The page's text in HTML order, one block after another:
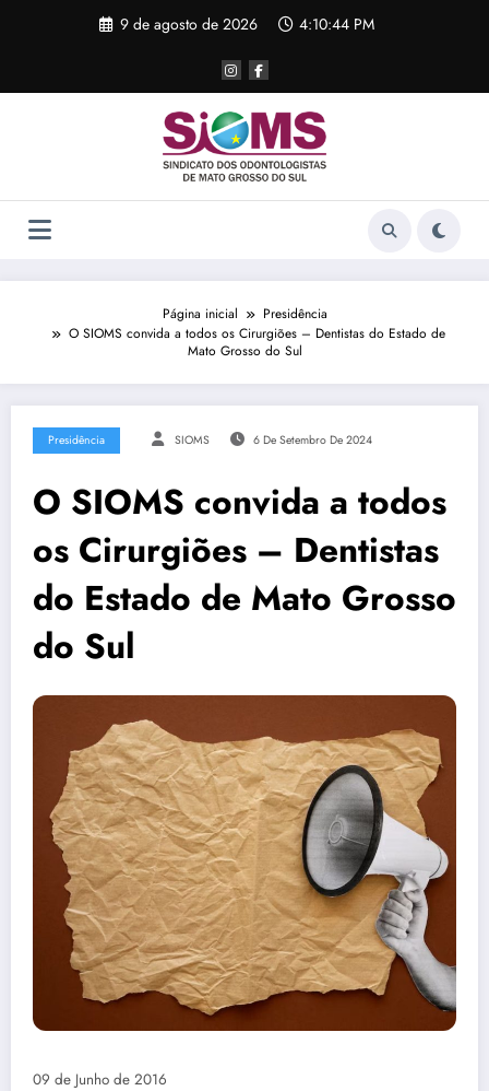
9 de agosto de 2026 4:10:44 PM
Página inicial
Presidência
O SIOMS convida a todos os Cirurgiões – Dentistas do Estado de
Mato Grosso do Sul
Presidência SIOMS 6 De Setembro De 2024
O SIOMS convida a todos
os Cirurgiões – Dentistas
do Estado de Mato Grosso
do Sul
09 de Junho de 2016